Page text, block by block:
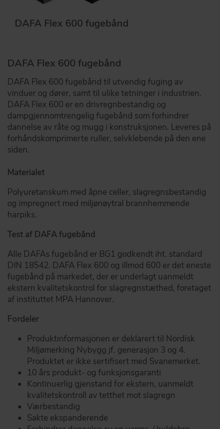
DAFA Flex 600 fugebånd
DAFA Flex 600 fugebånd
DAFA Flex 600 fugebånd til utvendig fuging av
vinduer og dører, samt til ulike tetninger i industrien.
DAFA Flex 600 er en drivregnbestandig og
dampgjennomtrengelig fugebånd som forhindrer
dannelse av råte og mugg i konstruksjonen. Leveres på
forhåndskomprimerte ruller, selvklebende på den ene
siden.
Materialet
Polyuretanskum med åpne celler, slagregnsbestandig
og impregnert med miljønøytral brannhemmende
harpiks.
Test af DAFA fugebånd
Alle DAFAs fugebånd er BG1 godkendt iht. standard
DIN 18542. DAFA Flex 600 og illmod 600 er det eneste
fugebånd på markedet, der er underlagt uanmeldt
ekstern kvalitetskontrol for slagregnstæthed, foretaget
af instituttet MPA Hannover.
Fordeler
Produktinformasjonen er deklarert til Nordisk
Miljømerking Nybygg jf. generasjon 3 og 4.
Produktet er ikke sertifisert med Svanemerket.
10 års produkt- og funksjonsgaranti
Kontinuerlig gjenstand for ekstern, uanmeldt
kvalitetskontroll av tetthet mot slagregn
Værbestandig
Sakte ekspanderende